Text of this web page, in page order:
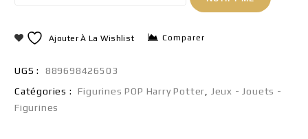
Ajouter À La Wishlist Comparer
UGS :
889698426503
Catégories :
Figurines POP Harry Potter, Jeux - Jouets -
Figurines